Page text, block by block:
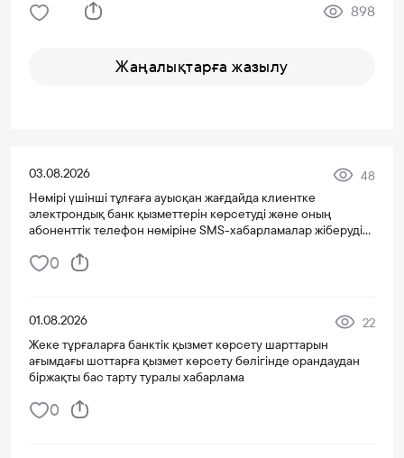
898
Жаңалықтарға жазылу
03.08.2026
48
Нөмірі үшінші тұлғаға ауысқан жағдайда клиентке
электрондық банк қызметтерін көрсетуді және оның
абоненттік телефон нөміріне SMS-хабарламалар жіберуді
0
01.08.2026
22
Жеке тұрғаларға банктік қызмет көрсету шарттарын
ағымдағы шоттарға қызмет көрсету бөлігінде орандаудан
біржақты бас тарту туралы хабарлама
0